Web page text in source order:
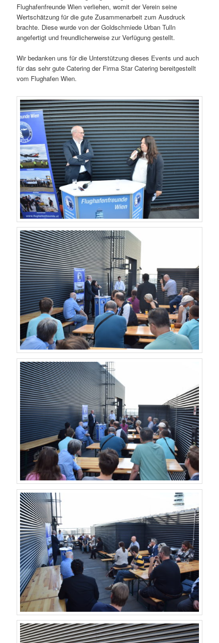
Flughafenfreunde Wien verliehen, womit der Verein seine
Wertschätzung für die gute Zusammenarbeit zum Ausdruck
brachte. Diese wurde von der Goldschmiede Urban Tulln
angefertigt und freundlicherweise zur Verfügung gestellt.
Wir bedanken uns für die Unterstützung dieses Events und auch
für das sehr gute Catering der Firma Star Catering bereitgestellt
vom Flughafen Wien.